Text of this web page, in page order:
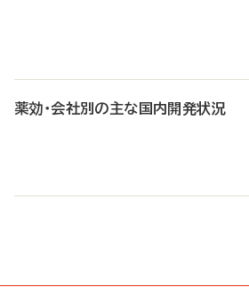
薬効・会社別の主な国内開発状況